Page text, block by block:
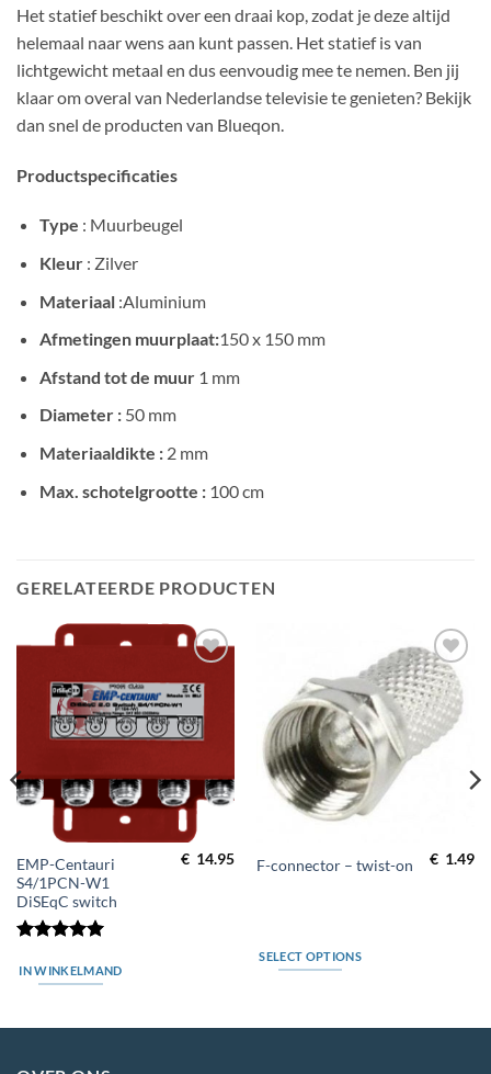
Het statief beschikt over een draai kop, zodat je deze altijd
helemaal naar wens aan kunt passen. Het statief is van
lichtgewicht metaal en dus eenvoudig mee te nemen. Ben jij
klaar om overal van Nederlandse televisie te genieten? Bekijk
dan snel de producten van Blueqon.
Productspecificaties
Type : Muurbeugel
Kleur : Zilver
Materiaal :Aluminium
Afmetingen muurplaat:150 x 150 mm
Afstand tot de muur 1 mm
Diameter : 50 mm
Materiaaldikte : 2 mm
Max. schotelgrootte : 100 cm
GERELATEERDE PRODUCTEN
aan
wenslijst
EMP-Centauri
S4/1PCN-W1
DiSEqC switch
5uit 5
€ 14.95
IN WINKELMAND
Toevoegen
aan
wenslijst
F-connector – twist-on € 1.49
SELECT OPTIONS